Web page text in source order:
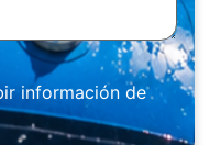
información de